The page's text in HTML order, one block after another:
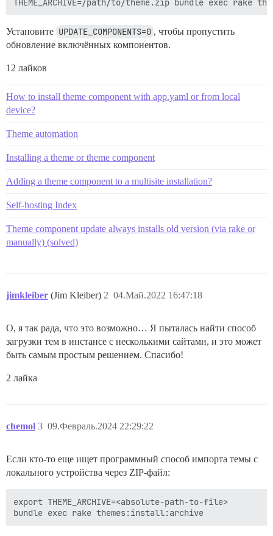
Установите UPDATE_COMPONENTS=0 , чтобы пропустить
обновление включённых компонентов.
12 лайков
How to install theme component with app.yaml or from local
device?
Theme automation
Installing a theme or theme component
Adding a theme component to a multisite installation?
Self-hosting Index
Theme component update always installs old version (via rake or
manually) (solved)
jimkleiber (Jim Kleiber) 04.Май.2022 16:47:18
2
О, я так рада, что это возможно… Я пыталась найти способ
загрузки тем в инстансе с несколькими сайтами, и это может
быть самым простым решением. Спасибо!
2 лайка
chemol 09.Февраль.2024 22:29:22
3
Если кто-то еще ищет программный способ импорта темы с
локального устройства через ZIP-файл:
export THEME_ARCHIVE=<absolute-path-to-file>